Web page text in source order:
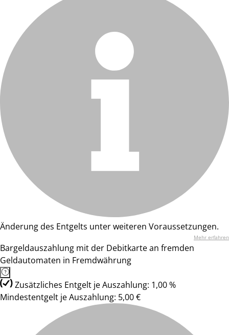
Änderung des Entgelts unter weiteren Voraussetzungen.
Mehr erfahren
Bargeldauszahlung mit der Debitkarte an fremden
Geldautomaten in Fremdwährung
Zusätzliches Entgelt je Auszahlung: 1,00 %
Mindestentgelt je Auszahlung: 5,00 €